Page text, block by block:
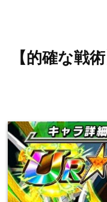
【的確な戦